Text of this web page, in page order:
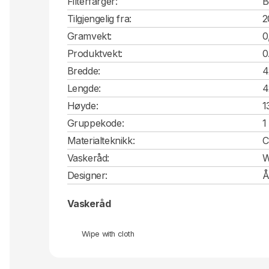
Tilgjengelig fra:
Gramvekt:
Produktvekt:
Bredde:
Lengde:
Høyde:
Gruppekode:
1
Materialteknikk:
Vaskeråd:
Designer:
Vaskeråd
Wipe with cloth